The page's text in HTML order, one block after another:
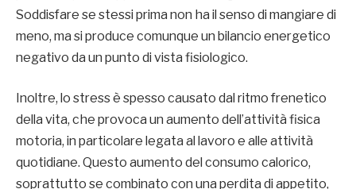
Soddisfare se stessi prima non ha il senso di mangiare di
meno, ma si produce comunque un bilancio energetico
negativo da un punto di vista fisiologico.
Inoltre, lo stress è spesso causato dal ritmo frenetico
della vita, che provoca un aumento dell’attività fisica
motoria, in particolare legata al lavoro e alle attività
quotidiane. Questo aumento del consumo calorico,
soprattutto se combinato con una perdita di appetito,